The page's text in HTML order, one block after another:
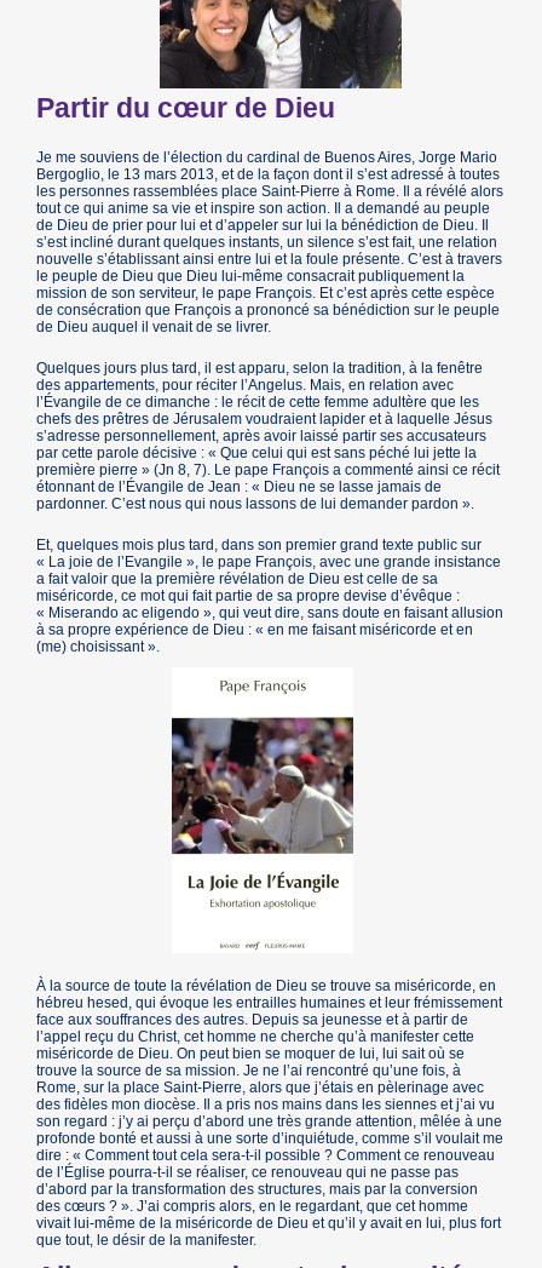
Partir du cœur de Dieu
Je me souviens de l’élection du cardinal de Buenos Aires, Jorge Mario
Bergoglio, le 13 mars 2013, et de la façon dont il s’est adressé à toutes
les personnes rassemblées place Saint-Pierre à Rome. Il a révélé alors
tout ce qui anime sa vie et inspire son action. Il a demandé au peuple
de Dieu de prier pour lui et d’appeler sur lui la bénédiction de Dieu. Il
s’est incliné durant quelques instants, un silence s’est fait, une relation
nouvelle s’établissant ainsi entre lui et la foule présente. C’est à travers
le peuple de Dieu que Dieu lui-même consacrait publiquement la
mission de son serviteur, le pape François. Et c’est après cette espèce
de consécration que François a prononcé sa bénédiction sur le peuple
de Dieu auquel il venait de se livrer.
Quelques jours plus tard, il est apparu, selon la tradition, à la fenêtre
des appartements, pour réciter l’Angelus. Mais, en relation avec
l’Évangile de ce dimanche : le récit de cette femme adultère que les
chefs des prêtres de Jérusalem voudraient lapider et à laquelle Jésus
s’adresse personnellement, après avoir laissé partir ses accusateurs
par cette parole décisive : « Que celui qui est sans péché lui jette la
première pierre » (Jn 8, 7). Le pape François a commenté ainsi ce récit
étonnant de l’Évangile de Jean : « Dieu ne se lasse jamais de
pardonner. C’est nous qui nous lassons de lui demander pardon ».
Et, quelques mois plus tard, dans son premier grand texte public sur
« La joie de l’Evangile », le pape François, avec une grande insistance
a fait valoir que la première révélation de Dieu est celle de sa
miséricorde, ce mot qui fait partie de sa propre devise d’évêque :
« Miserando ac eligendo », qui veut dire, sans doute en faisant allusion
à sa propre expérience de Dieu : « en me faisant miséricorde et en
(me) choisissant ».
À la source de toute la révélation de Dieu se trouve sa miséricorde, en
hébreu hesed, qui évoque les entrailles humaines et leur frémissement
face aux souffrances des autres. Depuis sa jeunesse et à partir de
l’appel reçu du Christ, cet homme ne cherche qu’à manifester cette
miséricorde de Dieu. On peut bien se moquer de lui, lui sait où se
trouve la source de sa mission. Je ne l’ai rencontré qu’une fois, à
Rome, sur la place Saint-Pierre, alors que j’étais en pèlerinage avec
des fidèles mon diocèse. Il a pris nos mains dans les siennes et j’ai vu
son regard : j’y ai perçu d’abord une très grande attention, mêlée à une
profonde bonté et aussi à une sorte d’inquiétude, comme s’il voulait me
dire : « Comment tout cela sera-t-il possible ? Comment ce renouveau
de l’Église pourra-t-il se réaliser, ce renouveau qui ne passe pas
d’abord par la transformation des structures, mais par la conversion
des cœurs ? ». J’ai compris alors, en le regardant, que cet homme
vivait lui-même de la miséricorde de Dieu et qu’il y avait en lui, plus fort
que tout, le désir de la manifester.